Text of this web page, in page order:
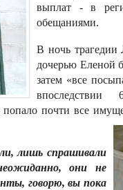
выплат - в
обещаниями.
В ночь трагедии
дочерью Еленой
затем «все
впоследствии
почти все
лишь спрашивали
они не
говорю, вы пока